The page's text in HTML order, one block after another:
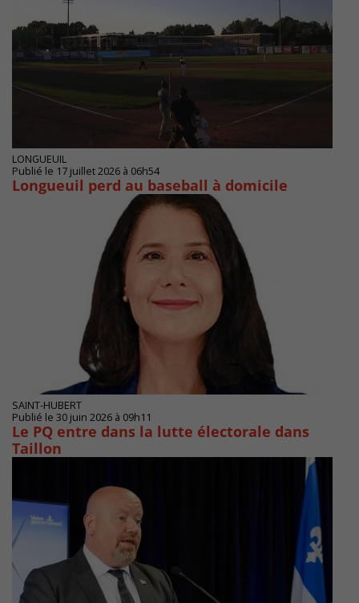
LONGUEUIL
Publié le 17 juillet 2026 à 06h54
Longueuil perd au baseball à domicile
SAINT-HUBERT
Publié le 30 juin 2026 à 09h11
Le PQ entre dans la lutte électorale dans
Taillon